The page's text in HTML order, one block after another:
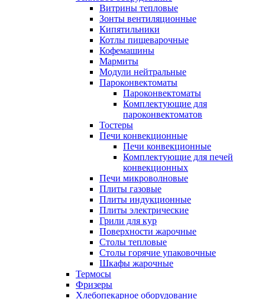
Витрины тепловые
Зонты вентиляционные
Кипятильники
Котлы пищеварочные
Кофемашины
Мармиты
Модули нейтральные
Пароконвектоматы
Пароконвектоматы
Комплектующие для
пароконвектоматов
Тостеры
Печи конвекционные
Печи конвекционные
Комплектующие для печей
конвекционных
Печи микроволновые
Плиты газовые
Плиты индукционные
Плиты электрические
Грили для кур
Поверхности жарочные
Столы тепловые
Столы горячие упаковочные
Шкафы жарочные
Термосы
Фризеры
Хлебопекарное оборудование